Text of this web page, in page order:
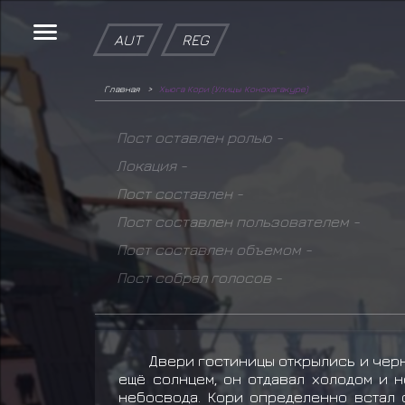
AUT REG
Главная Хьюга Кори (Улицы Конохагакуре)
Пост оставлен ролью -
Локация -
Пост составлен -
Пост составлен пользователем -
Пост составлен объемом -
Пост собрал голосов -
Двери гостиницы открылись и
ещё солнцем, он отдавал холодом и
небосвода. Кори определенно